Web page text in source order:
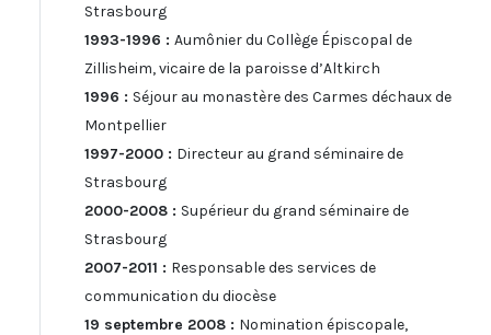
Strasbourg
1993-1996 : Aumônier du Collège Épiscopal de
Zillisheim, vicaire de la paroisse d’Altkirch
1996 : Séjour au monastère des Carmes déchaux de
Montpellier
1997-2000 : Directeur au grand séminaire de
Strasbourg
2000-2008 : Supérieur du grand séminaire de
Strasbourg
2007-2011 : Responsable des services de
communication du diocèse
19 septembre 2008 : Nomination épiscopale,